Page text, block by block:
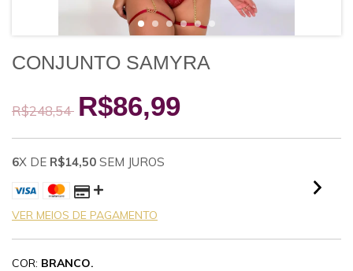
CONJUNTO SAMYRA
R$248,54 R$86,99
6X DE R$14,50 SEM JUROS
VER MEIOS DE PAGAMENTO
COR: BRANCO.